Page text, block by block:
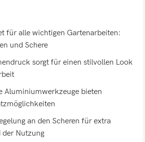
für alle wichtigen Gartenarbeiten:
und Schere
sorgt für einen stilvollen Look
Aluminiumwerkzeuge bieten
an den Scheren für extra
der Nutzung